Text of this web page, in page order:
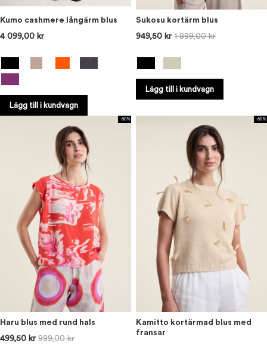
Kumo cashmere långärm blus
4 099,00 kr
Lägg till i kundvagn
Sukosu kortärm blus
949,50 kr 1 899,00 kr
Lägg till i kundvagn
-50%
Haru blus med rund hals
499,50 kr 999,00 kr
-50%
Kamitto kortärmad blus med
fransar